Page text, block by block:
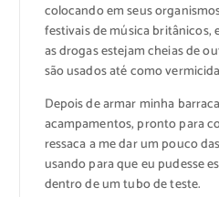
colocando em seus
festivais de música britânicos,
as drogas estejam cheias de
são usados até como
Depois de armar minha
acampamentos, pronto para
ressaca a me dar um pouco
usando para que eu pudesse
dentro de um tubo de teste.